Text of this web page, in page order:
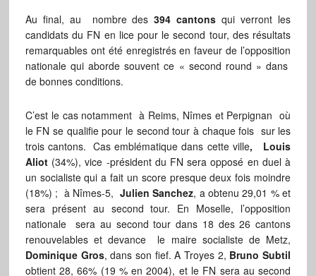
Au final, au nombre des 394 cantons qui verront les
candidats du FN en lice pour le second tour, des résultats
remarquables ont été enregistrés en faveur de l’opposition
nationale qui aborde souvent ce « second round » dans
de bonnes conditions.
C’est le cas notamment à Reims, Nîmes et Perpignan où
le FN se qualifie pour le second tour à chaque fois sur les
trois cantons. Cas emblématique dans cette ville, Louis
Aliot(34%), vice -président du FN sera opposé en duel à
un socialiste qui a fait un score presque deux fois moindre
(18%) ; à Nîmes-5, Julien Sanchez, a obtenu 29,01 % et
sera présent au second tour. En Moselle, l’opposition
nationale sera au second tour dans 18 des 26 cantons
renouvelables et devance le maire socialiste de Metz,
Dominique Gros, dans son fief. A Troyes 2, Bruno Subtil
obtient 28, 66% (19 % en 2004), et le FN sera au second